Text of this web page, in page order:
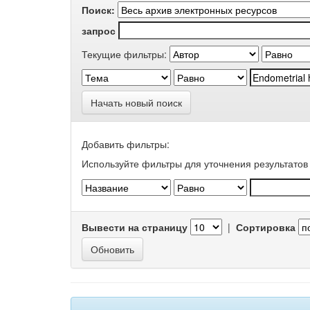
Поиск:
запрос
Текущие фильтры:
Начать новый поиск
Добавить фильтры:
Используйте фильтры для уточнения
Вывести на страницу | Сортировка